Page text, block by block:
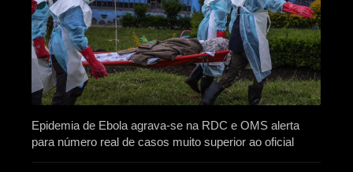
Epidemia de Ebola agrava-se na RDC e OMS alerta
para número real de casos muito superior ao oficial